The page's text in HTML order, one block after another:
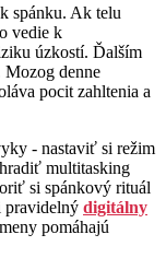
spánku. Ak telu
vedie k
úzkostí. Ďalším
Mozog denne
pocit zahltenia a
- nastaviť si režim
multitasking
si spánkový rituál
pravidelný digitálny
pomáhajú